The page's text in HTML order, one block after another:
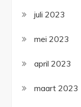
juli 2023
mei 2023
april 2023
maart 2023